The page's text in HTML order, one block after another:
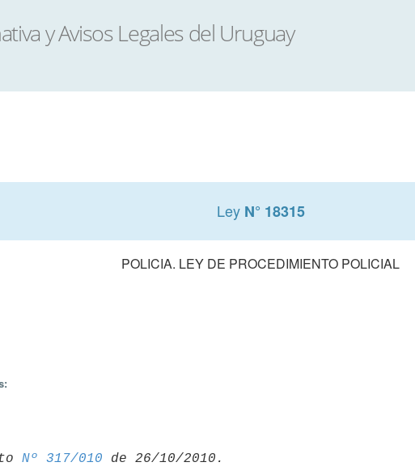
Ley N° 18315
POLICIA. LEY DE PROCEDIMIENTO POLICIAL
Nº 317/010